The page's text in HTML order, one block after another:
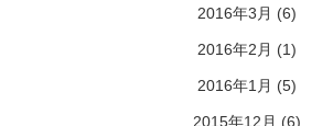
2016年3月 (6)
2016年2月 (1)
2016年1月 (5)
2015年12月 (6)